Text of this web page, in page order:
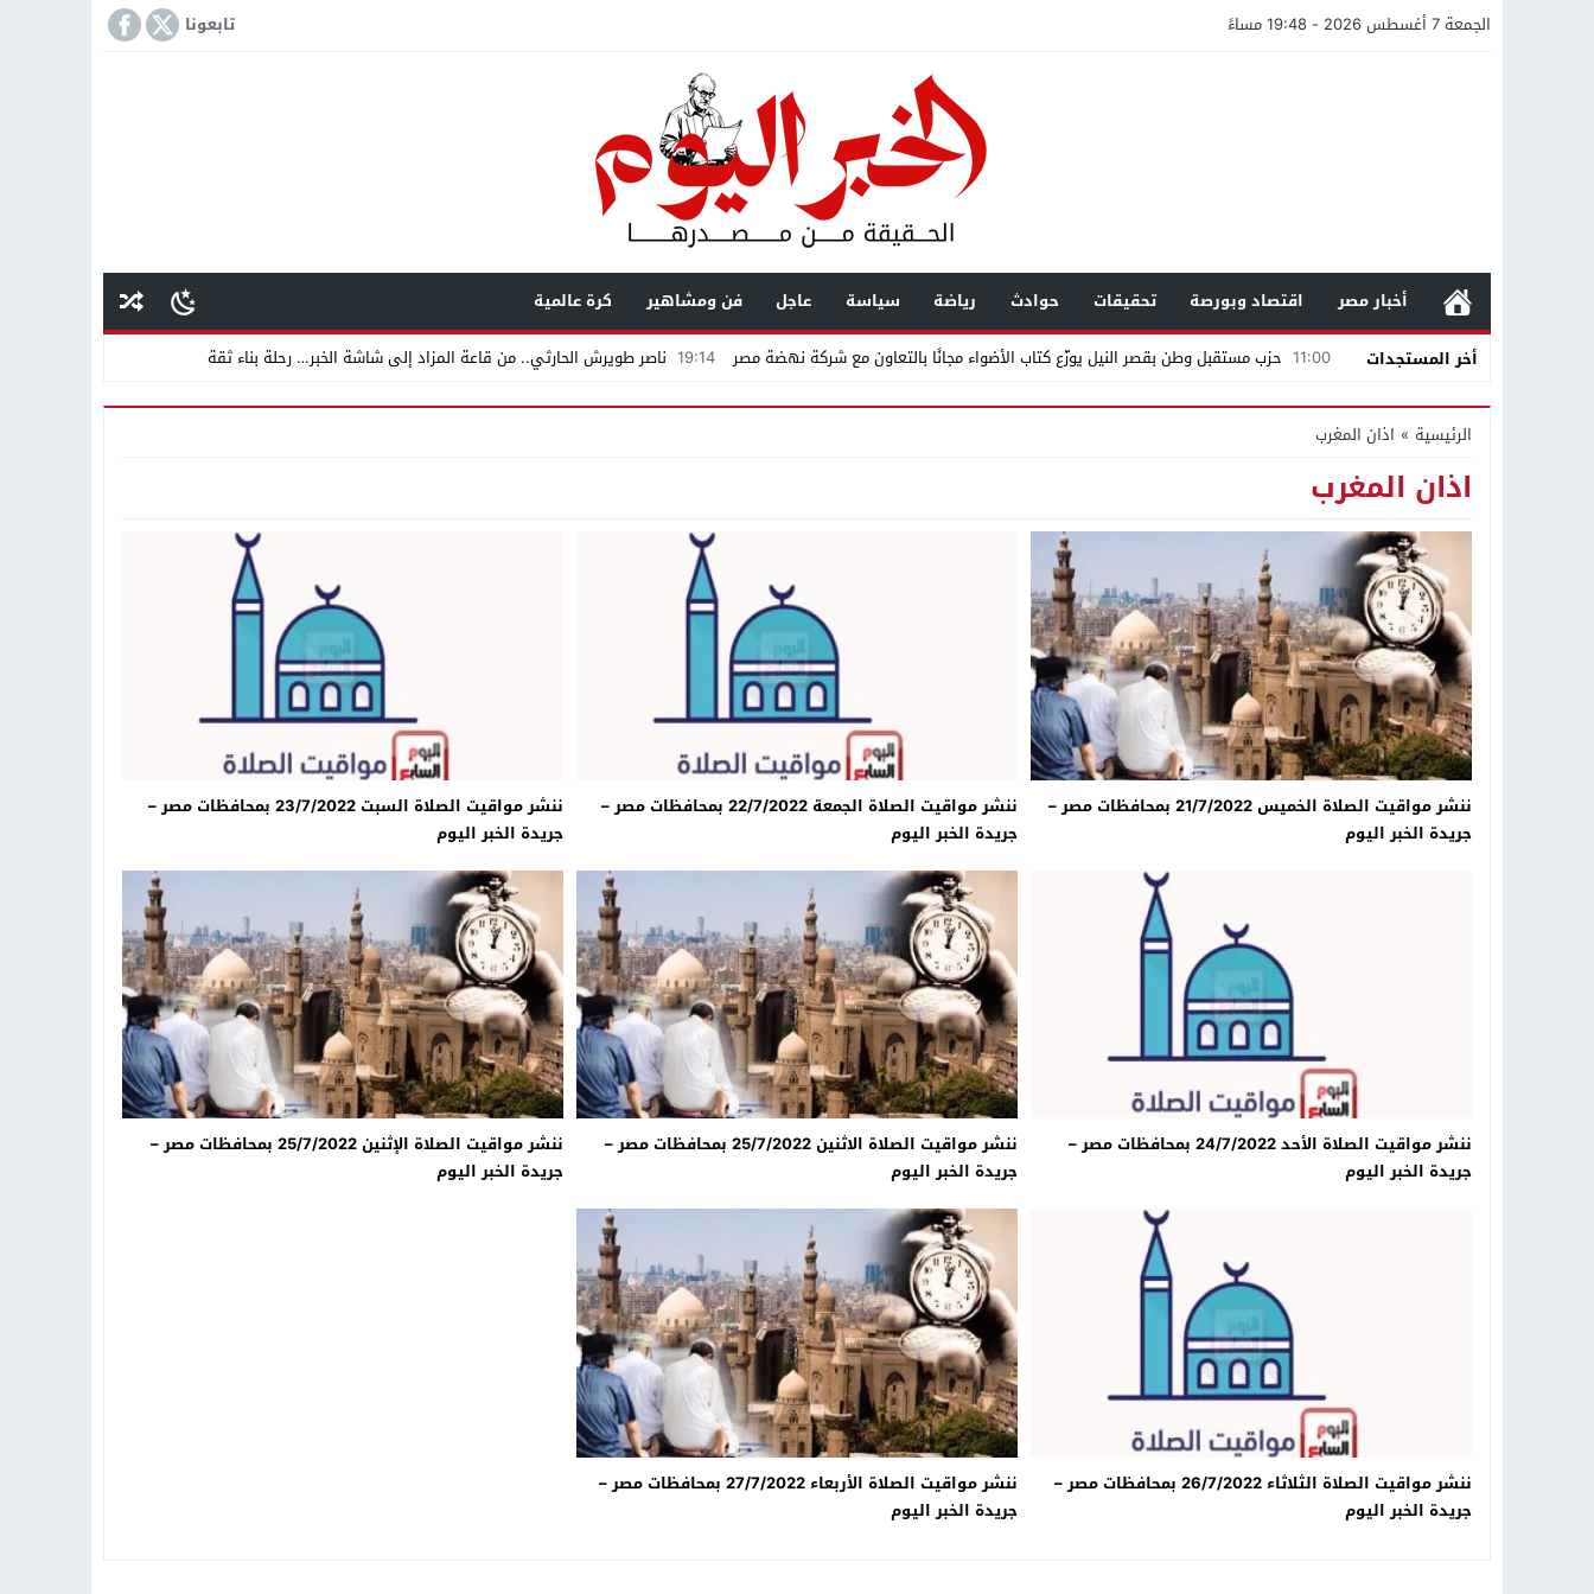
الجمعة 7 أغسطس 2026 - 19:48 مساءً تابعونا
أخبار مصر اقتصاد وبورصة تحقيقات حوادث رياضة سياسة عاجل فن ومشاهير
كرة عالمية
أخر المستجدات
11:00 حزب مستقبل وطن بقصر النيل يوزّع كتاب الأضواء مجانًا بالتعاون مع شركة نهضة مصر 19:14 ناصر طويرش الحارثي.. من قاعة المزاد إلى شاشة الخبر… رحلة بناء ثقة
12:47 مستندات قطرية تكشف استمرار محاكمة «إمبراطور الأراضى» بمغاغة فى قضية رشوة واختلاس
21:40
16:20
18:16 وليد منصور يتفاوض مع نجمة «العشق الممنوع» بيرين سات للمشاركة فى فيلم «ميلانو»
19:34
د. جمال شعبان لطلاب الثانوية العامة: كلية الطب رسالة إنسانية.. ومن يحلم بأن يصبح مثل مجدى يعقوب عليه بالاجتهاد
14:19 8 أغسطس.. “Viral Star” تطلق موسمها الثالث من القاهرة لأول مرة بمشاركة أبرز صناع المحتوى العرب
12:17 خبير الذكاء الاصطناعي والأمن السيبرانى الدكتور رامى يسرى يكتب: كيف التهم الذكاء الاصطناعى واقتصاد الانتباه إرادتنا؟
الرئيسية » اذان المغرب
اذان المغرب
ننشر مواقيت الصلاة الخميس 21/7/2022 بمحافظات مصر –
جريدة الخبر اليوم
ننشر مواقيت الصلاة الجمعة 22/7/2022 بمحافظات مصر –
جريدة الخبر اليوم
ننشر مواقيت الصلاة السبت 23/7/2022 بمحافظات مصر –
جريدة الخبر اليوم
ننشر مواقيت الصلاة الأحد 24/7/2022 بمحافظات مصر –
جريدة الخبر اليوم
ننشر مواقيت الصلاة الاثنين 25/7/2022 بمحافظات مصر –
جريدة الخبر اليوم
ننشر مواقيت الصلاة الإثنين 25/7/2022 بمحافظات مصر –
جريدة الخبر اليوم
ننشر مواقيت الصلاة الثلاثاء 26/7/2022 بمحافظات مصر –
جريدة الخبر اليوم
ننشر مواقيت الصلاة الأربعاء 27/7/2022 بمحافظات مصر –
جريدة الخبر اليوم